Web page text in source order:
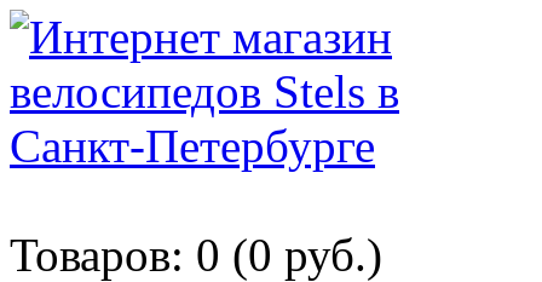
Товаров: 0 (0 руб.)